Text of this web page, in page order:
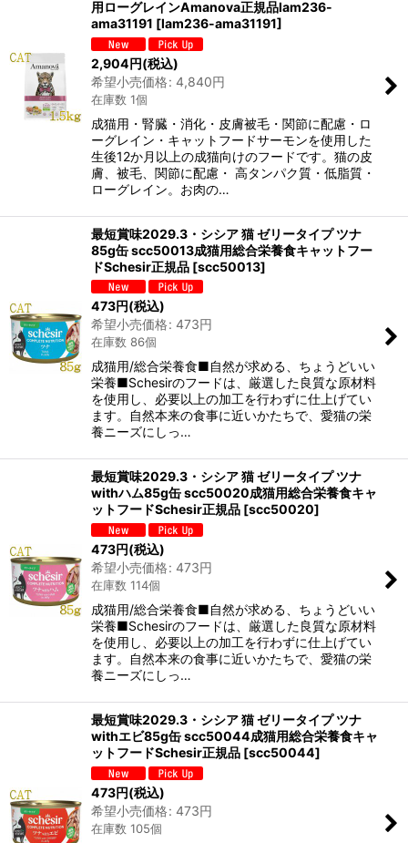
用ローグレインAmanova正規品lam236-
ama31191 [lam236-ama31191]
2,904円(税込)
希望小売価格: 4,840円
在庫数 1個
成猫用・腎臓・消化・皮膚被毛・関節に配慮・ロ
ーグレイン・キャットフードサーモンを使用した
生後12か月以上の成猫向けのフードです。猫の皮
膚、被毛、関節に配慮・ 高タンパク質・低脂質・
ローグレイン。お肉の…
最短賞味2029.3・シシア 猫 ゼリータイプ ツナ
85g缶 scc50013成猫用総合栄養食キャットフー
ドSchesir正規品 [scc50013]
473円(税込)
希望小売価格: 473円
在庫数 86個
成猫用/総合栄養食■自然が求める、ちょうどいい
栄養■Schesirのフードは、厳選した良質な原材料
を使用し、必要以上の加工を行わずに仕上げてい
ます。自然本来の食事に近いかたちで、愛猫の栄
養ニーズにしっ…
最短賞味2029.3・シシア 猫 ゼリータイプ ツナ
withハム85g缶 scc50020成猫用総合栄養食キャ
ットフードSchesir正規品 [scc50020]
473円(税込)
希望小売価格: 473円
在庫数 114個
成猫用/総合栄養食■自然が求める、ちょうどいい
栄養■Schesirのフードは、厳選した良質な原材料
を使用し、必要以上の加工を行わずに仕上げてい
ます。自然本来の食事に近いかたちで、愛猫の栄
養ニーズにしっ…
最短賞味2029.3・シシア 猫 ゼリータイプ ツナ
withエビ85g缶 scc50044成猫用総合栄養食キャ
ットフードSchesir正規品 [scc50044]
473円(税込)
希望小売価格: 473円
在庫数 105個